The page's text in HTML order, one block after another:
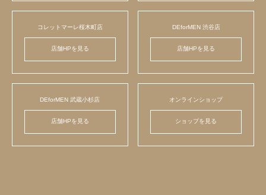
コレットマーレ桜木町店
店舗HPを見る
DEforMEN 渋谷店
店舗HPを見る
DEforMEN 武蔵小杉店
店舗HPを見る
オンラインショップ
ショップを見る